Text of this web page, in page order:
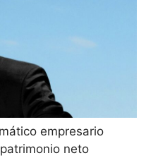
empresario
neto